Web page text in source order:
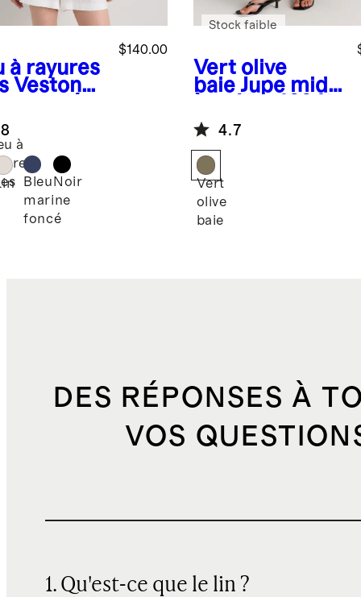
à rayures
Veston
lin
à
$140.00
à
Bleu
marine
foncé
Noir
Vert olive
baie Jupe midi
lin européen
Stock faible
4.7
Vert
olive
baie
DES RÉPONSES À
VOS
1. Qu'est-ce que le lin ?